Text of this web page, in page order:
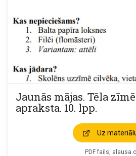
Jaunās mājas. Tēla
apraksta. 10. lpp.
Uz
PDF fails,